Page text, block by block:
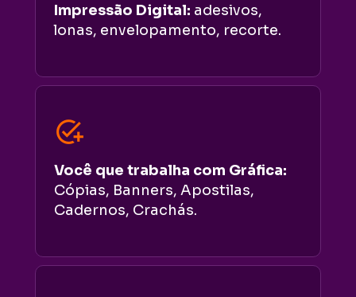
Impressão Digital: adesivos,
lonas, envelopamento, recorte.
Cópias, Banners, Apostilas,
Cadernos, Crachás.